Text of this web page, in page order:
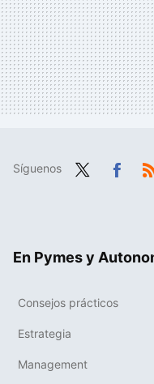
Síguenos
En Pymes y
Consejos prácticos
Estrategia
Management